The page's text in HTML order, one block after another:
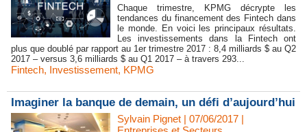
​Chaque trimestre, KPMG décrypte les
tendances du financement des Fintech dans
le monde. En voici les principaux résultats.
Les investissements dans la Fintech ont
plus que doublé par rapport au 1er trimestre 2017 : 8,4 milliards $ au Q2
2017 – versus 3,6 milliards $ au Q1 2017 – à travers 293...
Fintech, Investissement, KPMG
Imaginer la banque de demain, un défi d’aujourd’hui
Sylvain Pignet | 07/06/2017 |